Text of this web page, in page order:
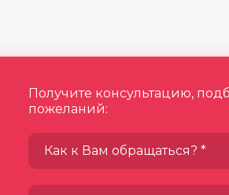
Получите консультацию,
пожеланий: